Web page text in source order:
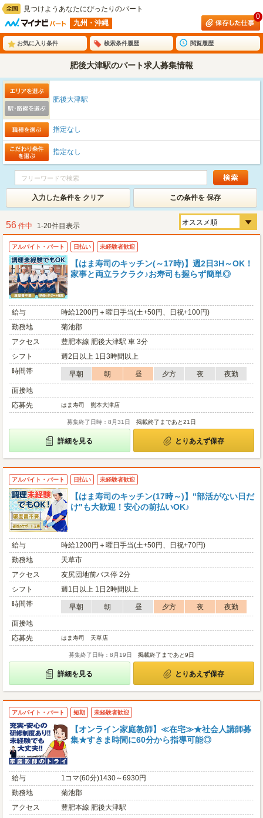
見つけようあなたにぴったりのパート
九州・沖縄
0
お気に入り条件 検索条件履歴 閲覧履歴
肥後大津駅のパート求人募集情報
肥後大津駅
指定なし
指定なし
入力した条件を クリア この条件を 保存
56 件中 1-20件目表示
アルバイト・パート 日払い 未経験者歓迎
【はま寿司のキッチン(～17時)】週2日3H～OK！
家事と両立ラクラク♪お寿司も握らず簡単◎
給与
時給1200円＋曜日手当(土+50円、日祝+100円)
勤務地
菊池郡
アクセス
豊肥本線 肥後大津駅 車 3分
シフト
週2日以上 1日3時間以上
時間帯
早朝 朝 昼 夕方 夜
夜勤
面接地
応募先
はま寿司 熊本大津店
募集終了日時：8月31日 掲載終了まであと21日
詳細を見る とりあえず保存
アルバイト・パート 日払い 未経験者歓迎
【はま寿司のキッチン(17時～)】"部活がない日だ
け"も大歓迎！安心の前払いOK♪
給与
時給1200円＋曜日手当(土+50円、日祝+70円)
勤務地
天草市
アクセス
友尻団地前バス停 2分
シフト
週1日以上 1日2時間以上
時間帯
早朝 朝 昼 夕方 夜
夜勤
面接地
応募先
はま寿司 天草店
募集終了日時：8月19日 掲載終了まであと9日
詳細を見る とりあえず保存
アルバイト・パート 短期 未経験者歓迎
【オンライン家庭教師】≪在宅≫★社会人講師募
集★すきま時間に60分から指導可能◎
給与
1コマ(60分)1430～6930円
勤務地
菊池郡
アクセス
豊肥本線 肥後大津駅